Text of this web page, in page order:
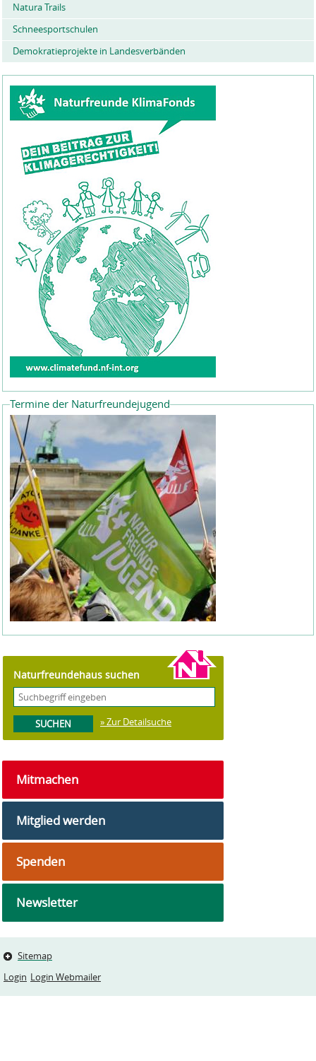
Natura Trails
Schneesportschulen
Demokratieprojekte in Landesverbänden
Termine der Naturfreundejugend
Naturfreundehaus suchen
» Zur Detailsuche
Mitmachen
Mitglied werden
Spenden
Newsletter
Sitemap
Login Login Webmailer